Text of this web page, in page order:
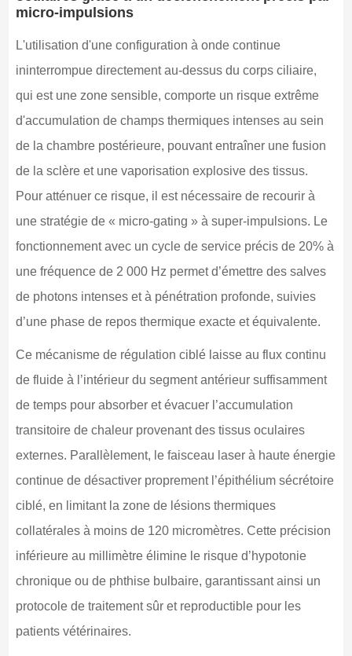
micro-impulsions
L'utilisation d'une configuration à onde continue
ininterrompue directement au-dessus du corps ciliaire,
qui est une zone sensible, comporte un risque extrême
d'accumulation de champs thermiques intenses au sein
de la chambre postérieure, pouvant entraîner une fusion
de la sclère et une vaporisation explosive des tissus.
Pour atténuer ce risque, il est nécessaire de recourir à
une stratégie de « micro-gating » à super-impulsions. Le
fonctionnement avec un cycle de service précis de 20% à
une fréquence de 2 000 Hz permet d’émettre des salves
de photons intenses et à pénétration profonde, suivies
d’une phase de repos thermique exacte et équivalente.
Ce mécanisme de régulation ciblé laisse au flux continu
de fluide à l’intérieur du segment antérieur suffisamment
de temps pour absorber et évacuer l’accumulation
transitoire de chaleur provenant des tissus oculaires
externes. Parallèlement, le faisceau laser à haute énergie
continue de désactiver proprement l’épithélium sécrétoire
ciblé, en limitant la zone de lésions thermiques
collatérales à moins de 120 micromètres. Cette précision
inférieure au millimètre élimine le risque d’hypotonie
chronique ou de phthise bulbaire, garantissant ainsi un
protocole de traitement sûr et reproductible pour les
patients vétérinaires.